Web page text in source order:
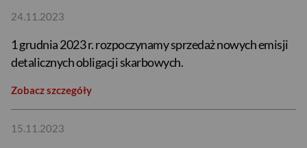
24.11.2023
1 grudnia 2023 r. rozpoczynamy sprzedaż nowych emisji
detalicznych obligacji skarbowych.
Zobacz szczegóły
15.11.2023